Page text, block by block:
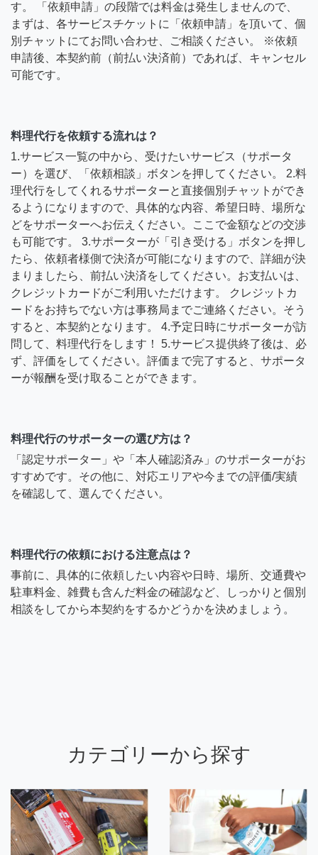
す。 「依頼申請」の段階では料金は発生しませんので、
まずは、各サービスチケットに「依頼申請」を頂いて、個
別チャットにてお問い合わせ、ご相談ください。 ※依頼
申請後、本契約前（前払い決済前）であれば、キャンセル
可能です。
料理代行を依頼する流れは？
1.サービス一覧の中から、受けたいサービス（サポータ
ー）を選び、「依頼相談」ボタンを押してください。 2.料
理代行をしてくれるサポーターと直接個別チャットができ
るようになりますので、具体的な内容、希望日時、場所な
どをサポーターへお伝えください。ここで金額などの交渉
も可能です。 3.サポーターが「引き受ける」ボタンを押し
たら、依頼者様側で決済が可能になりますので、詳細が決
まりましたら、前払い決済をしてください。お支払いは、
クレジットカードがご利用いただけます。 クレジットカ
ードをお持ちでない方は事務局までご連絡ください。そう
すると、本契約となります。 4.予定日時にサポーターが訪
問して、料理代行をします！ 5.サービス提供終了後は、必
ず、評価をしてください。評価まで完了すると、サポータ
ーが報酬を受け取ることができます。
料理代行のサポーターの選び方は？
「認定サポーター」や「本人確認済み」のサポーターがお
すすめです。その他に、対応エリアや今までの評価/実績
を確認して、選んでください。
料理代行の依頼における注意点は？
事前に、具体的に依頼したい内容や日時、場所、交通費や
駐車料金、雑費も含んだ料金の確認など、しっかりと個別
相談をしてから本契約をするかどうかを決めましょう。
カテゴリーから探す